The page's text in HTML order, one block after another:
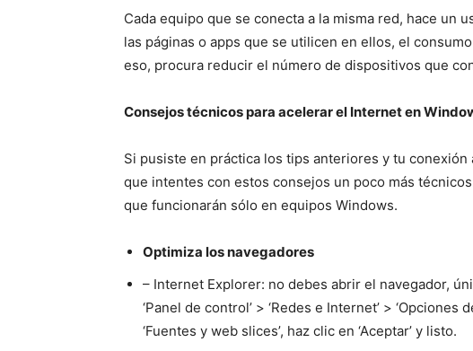
Cada equipo que se conecta a la misma red, hace un
las páginas o apps que se utilicen en ellos, el
eso, procura reducir el número de dispositivos que
Consejos técnicos para acelerar el Internet en
Si pusiste en práctica los tips anteriores y tu
que intentes con estos consejos un poco más
que funcionarán sólo en equipos Windows.
Optimiza los navegadores
– Internet Explorer: no debes abrir el navegador,
‘Panel de control’ > ‘Redes e Internet’ > ‘Opciones
‘Fuentes y web slices’, haz clic en ‘Aceptar’ y listo.